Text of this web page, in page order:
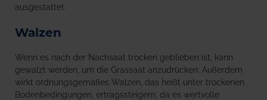
ausgestattet.
Walzen
Wenn es nach der Nachsaat trocken geblieben ist, kann
gewalzt werden, um die Grassaat anzudrücken. Außerdem
wirkt ordnungsgemäßes Walzen, das heißt unter trockenen
Bodenbedingungen, ertragssteigern, da es wertvolle